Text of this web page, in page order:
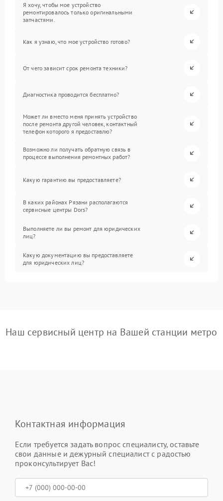
Я хочу, чтобы мое устройство
ремонтировалось только оригинальными
запчастями.
Как я узнаю, что мое устройство готово?
От чего зависит срок ремонта техники?
Диагностика проводится бесплатно?
Может ли вместо меня принять устройство
после ремонта другой человек, контактный
телефон которого я предоставлю?
Возможно ли получать обратную связь в
процессе выполнения ремонтных работ?
Какую гарантию вы предоставляете?
В каких районах Рязани располагаются
сервисные центры Dors?
Выполняете ли вы ремонт для юридических
лиц?
Какую документацию вы предоставляете
для юридических лиц?
Наш сервисный центр на Вашей станции метро
Контактная информация
Если требуется задать вопрос специалисту, оставьте
свои данные и дежурный специалист с радостью
проконсультирует Вас!